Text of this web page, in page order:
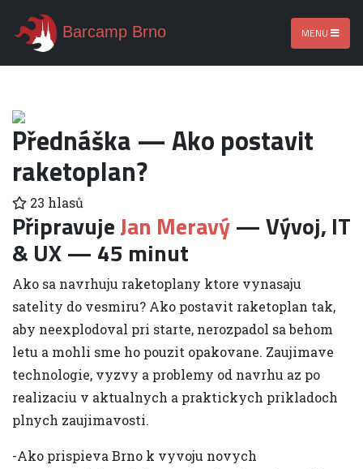
Barcamp Brno MENU
Přednáška — Ako postavit
raketoplan?
23 hlasů
PřipravujeJan Meravý— Vývoj, IT
& UX — 45 minut
Ako sa navrhuju raketoplany ktore vynasaju
satelity do vesmiru? Ako postavit raketoplan tak,
aby neexplodoval pri starte, nerozpadol sa behom
letu a mohli sme ho pouzit opakovane. Zaujimave
technologie, vyzvy a problemy od navrhu az po
realizaciu v aktualnych a praktickych prikladoch
plnych zaujimavosti.
-Ako prispieva Brno k vyvoju novych